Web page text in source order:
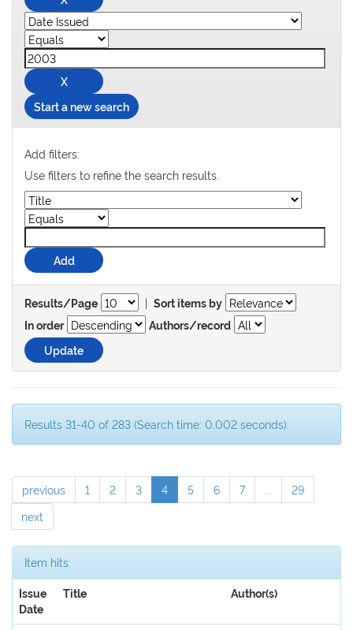
Start a new search
Add filters:
Use filters to refine the search results.
Results/Page | Sort items by
In order
Authors/record
Results 31-40 of 283 (Search time: 0.002 seconds).
previous 1 2 3 4 5 6 7
29
next
Item hits:
Issue
Date
Title Author(s)